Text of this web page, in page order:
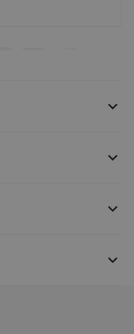



